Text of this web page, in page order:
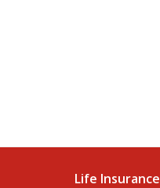
Life Insurance